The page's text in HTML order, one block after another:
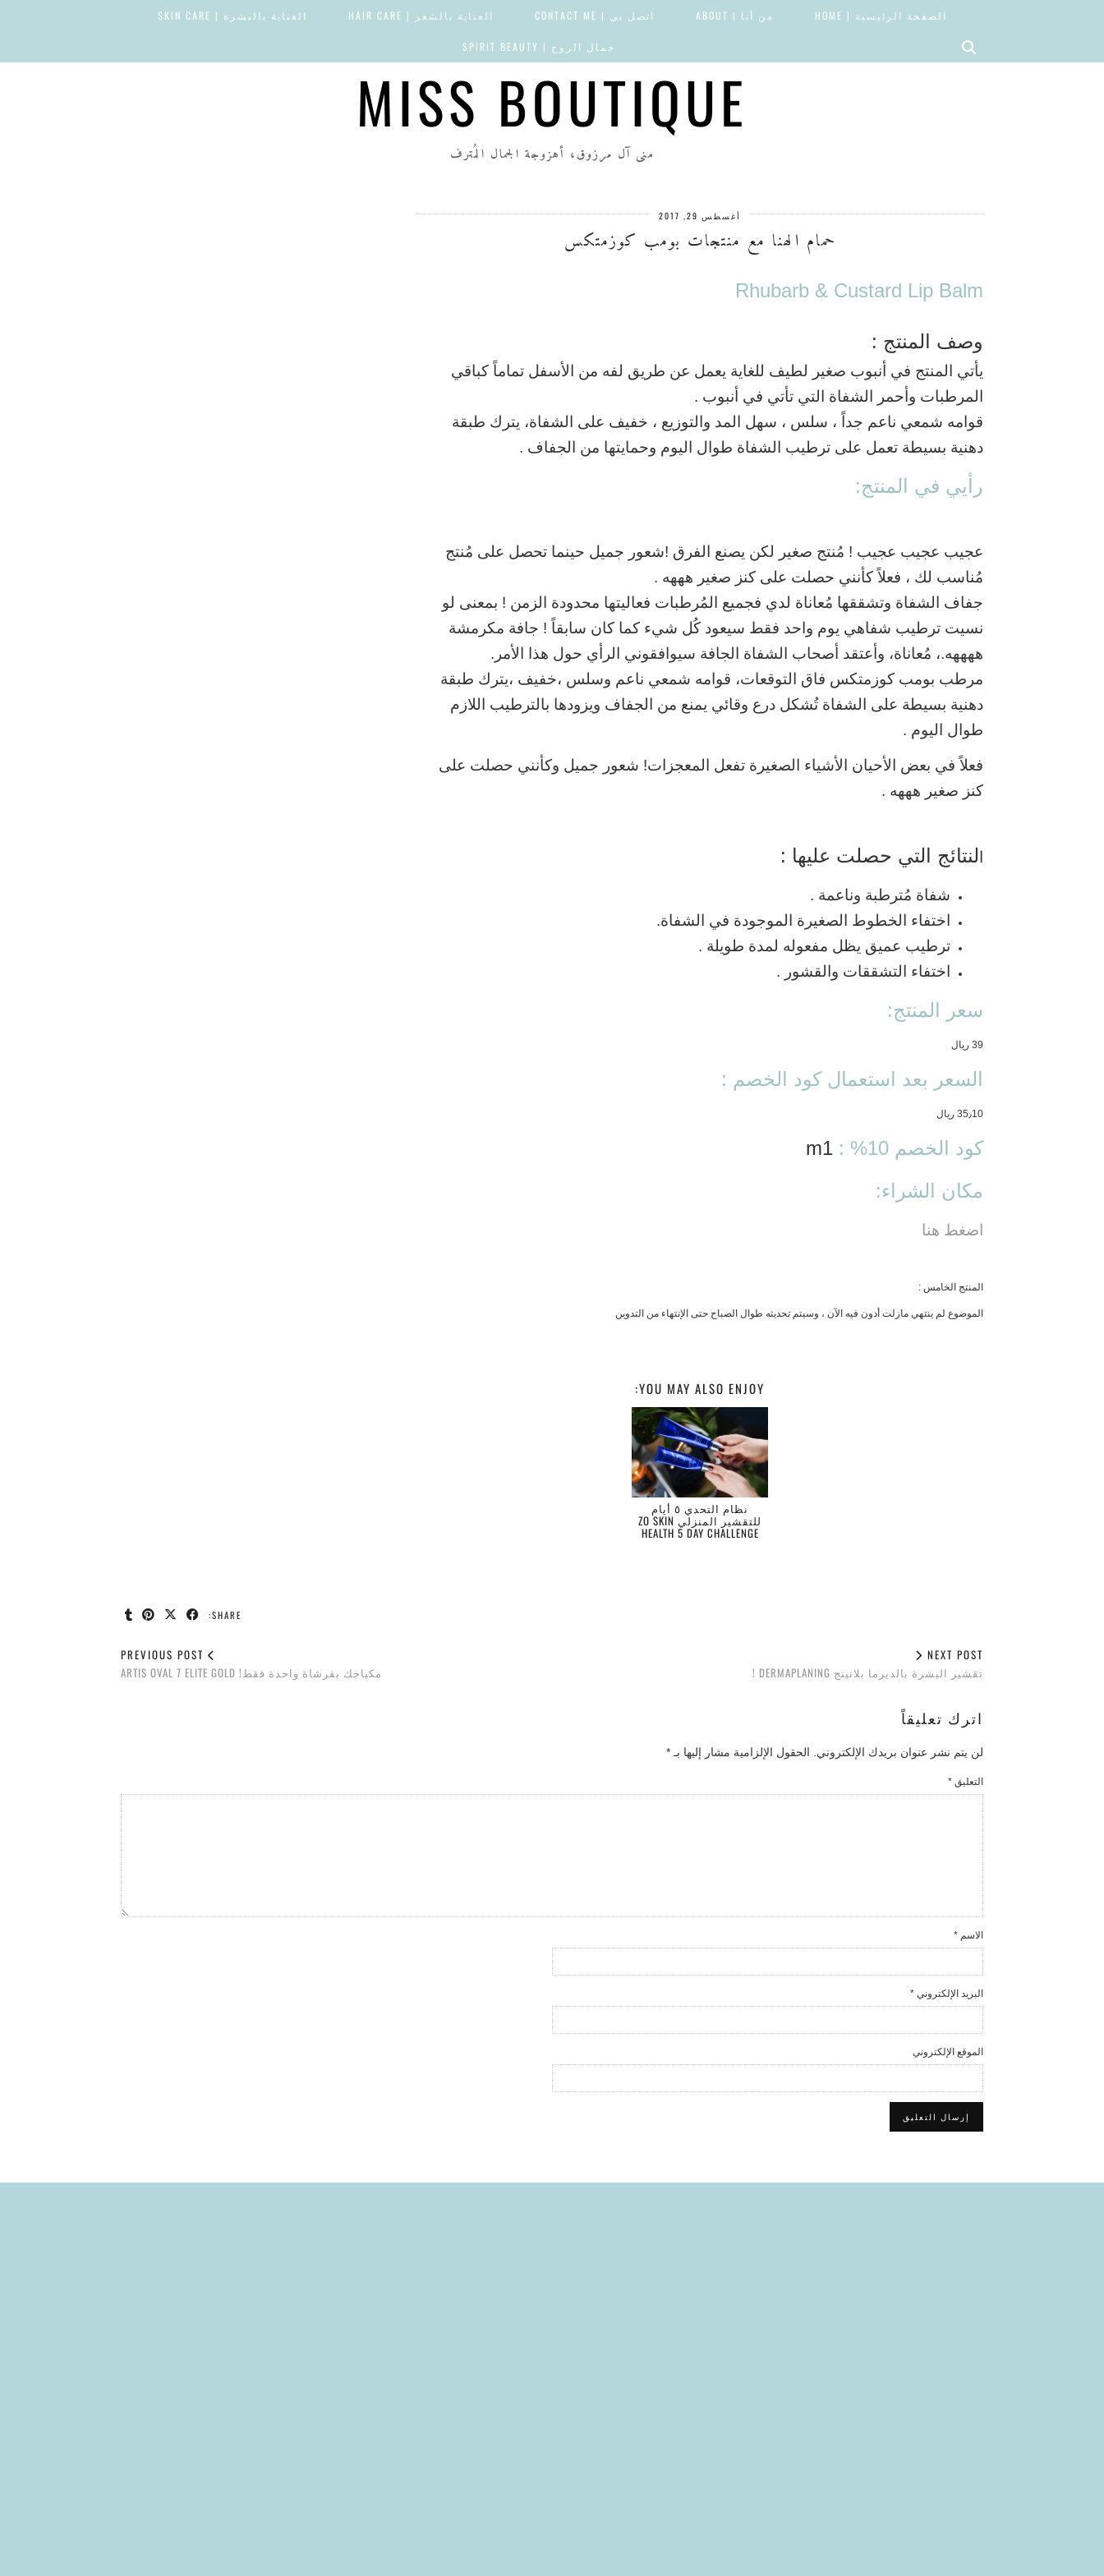
MISS BOUTIQUE
منى آل مرزوق، أهزوجة الجمال المُترف
الصفحة الرئيسية | HOME من أنا | ABOUT اتصل بي | CONTACT ME العناية بالشعر | HAIR CARE العناية بالبشرة | SKIN CARE
جمال الروح | SPIRIT BEAUTY
أغسطس 29, 2017
حمام الهنا مع منتجات بومب كوزمتكس
Rhubarb & Custard Lip Balm
وصف المنتج :
يأتي المنتج في أنبوب صغير لطيف للغاية يعمل عن طريق لفه من الأسفل تماماً كباقي
المرطبات وأحمر الشفاة التي تأتي في أنبوب .
قوامه شمعي ناعم جداً ، سلس ، سهل المد والتوزيع ، خفيف على الشفاة، يترك طبقة
دهنية بسيطة تعمل على ترطيب الشفاة طوال اليوم وحمايتها من الجفاف .
رأيي في المنتج:
عجيب عجيب عجيب ! مُنتج صغير لكن يصنع الفرق !شعور جميل حينما تحصل على مُنتج
مُناسب لك ، فعلاً كأنني حصلت على كنز صغير هههه .
جفاف الشفاة وتشققها ‎مُعاناة لدي فجميع المُرطبات فعاليتها محدودة الزمن ! بمعنى لو
نسيت ترطيب شفاهي يوم واحد فقط سيعود كُل شيء كما كان سابقاً ! جافة مكرمشة
ههههه.، مُعاناة، وأعتقد أصحاب الشفاة الجافة سيوافقوني الرأي حول هذا الأمر.
‎مرطب بومب كوزمتكس فاق التوقعات، قوامه شمعي ناعم وسلس ،خفيف ،يترك طبقة
دهنية بسيطة على الشفاة تُشكل درع وقائي يمنع من الجفاف ويزودها بالترطيب اللازم
طوال اليوم .
فعلاً في بعض الأحيان الأشياء الصغيرة تفعل المعجزات! ‎شعور جميل وكأنني حصلت على
كنز صغير هههه .
لنتائج التي حصلت عليها :
سعر المنتج:
39 ريال
السعر بعد استعمال كود الخصم :
35٫10 ريال
كود الخصم 10% :
مكان الشراء:
اضغط هنا
المنتج الخامس :
الموضوع لم ينتهي مازلت أدون فيه الآن ، وسيتم تحديثه طوال الصباح حتى الإنتهاء من التدوين
YOU MAY ALSO ENJOY:
نظام التحدي ٥ أيام
للتقشير المنزلي ZO SKIN
HEALTH 5 DAY CHALLENGE
SHARE:
مكياجك بفرشاة واحدة فقط! ARTIS OVAL 7 ELITE GOLD
NEXT POST
تقشير البشرة بالديرما بلانينج DERMAPLANING !
اترك تعليقاً
لن يتم نشر عنوان بريدك الإلكتروني. الحقول الإلزامية مشار إليها بـ*
التعليق *
الاسم *
البريد الإلكتروني *
الموقع الإلكتروني